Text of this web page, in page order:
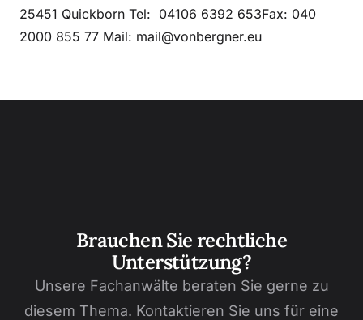
25451 Quickborn Tel: 04106 6392 653Fax: 040
2000 855 77 Mail: mail@vonbergner.eu
Brauchen Sie rechtliche
Unterstützung?
Unsere Fachanwälte beraten Sie gerne zu
diesem Thema. Kontaktieren Sie uns für eine